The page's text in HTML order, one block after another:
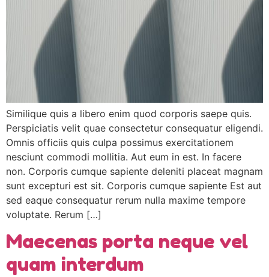
Similique quis a libero enim quod corporis saepe quis.
Perspiciatis velit quae consectetur consequatur eligendi.
Omnis officiis quis culpa possimus exercitationem
nesciunt commodi mollitia. Aut eum in est. In facere
non. Corporis cumque sapiente deleniti placeat magnam
sunt excepturi est sit. Corporis cumque sapiente Est aut
sed eaque consequatur rerum nulla maxime tempore
voluptate. Rerum […]
Maecenas porta neque vel
quam interdum